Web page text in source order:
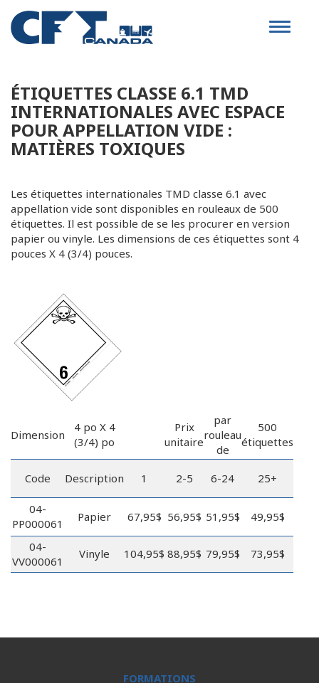
Toggle
ÉTIQUETTES CLASSE 6.1 TMD
INTERNATIONALES AVEC ESPACE
POUR APPELLATION VIDE :
MATIÈRES TOXIQUES
Les étiquettes internationales TMD classe 6.1 avec
appellation vide sont disponibles en rouleaux de 500
étiquettes. Il est possible de se les procurer en version
papier ou vinyle. Les dimensions de ces étiquettes sont 4
pouces X 4 (3/4) pouces.
Dimension
4 po X 4
(3/4) po
Prix
unitaire
par
rouleau
de
500
étiquettes
Code Description 1 2-5 6-24 25+
04-
PP000061
Papier 67,95$ 56,95$ 51,95$ 49,95$
04-
VV000061
Vinyle 104,95$ 88,95$ 79,95$ 73,95$
FORMATIONS